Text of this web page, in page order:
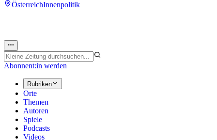
ÖsterreichInnenpolitik
Abonnent:in werden
Rubriken
Orte
Themen
Autoren
Spiele
Podcasts
Videos